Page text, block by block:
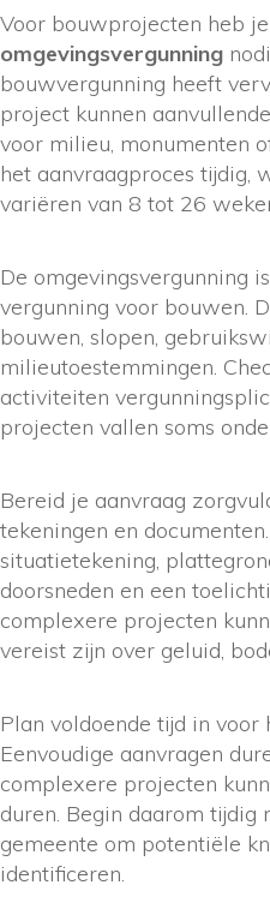
Voor bouwprojecten heb
omgevingsvergunning
bouwvergunning heeft
project kunnen
voor milieu, monumenten
het aanvraagproces tijdig,
variëren van 8 tot 26
De omgevingsvergunning
vergunning voor bouwen.
bouwen, slopen,
milieutoestemmingen.
activiteiten
projecten vallen soms
Bereid je aanvraag
tekeningen en
situatietekening,
doorsneden en een
complexere projecten
vereist zijn over geluid,
Plan voldoende tijd in voor
Eenvoudige aanvragen
complexere projecten
duren. Begin daarom tijdig
gemeente om potentiële
identificeren.